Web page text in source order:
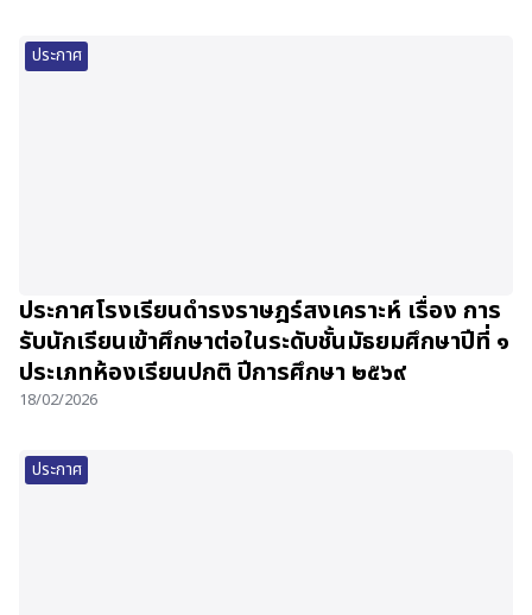
ประกาศ
ประกาศโรงเรียนดำรงราษฎร์สงเคราะห์ เรื่อง การ
รับนักเรียนเข้าศึกษาต่อในระดับชั้นมัธยมศึกษาปีที่ ๑
ประเภทห้องเรียนปกติ ปีการศึกษา ๒๕๖๙
18/02/2026
ประกาศ